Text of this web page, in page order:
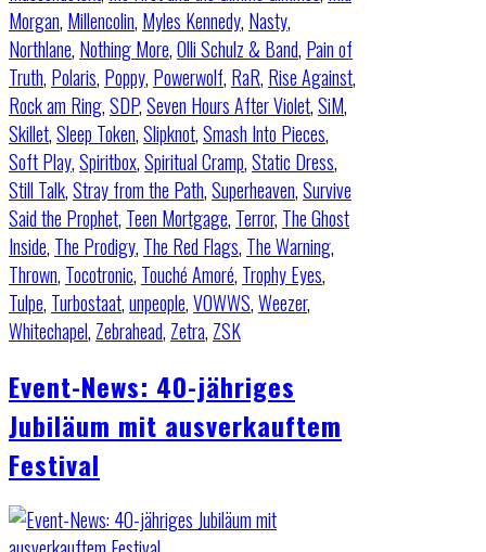
Morgan, Millencolin, Myles Kennedy, Nasty,
Northlane, Nothing More,Olli Schulz & Band, Pain of
Truth, Polaris, Poppy, Powerwolf, RaR, Rise Against,
Rock am Ring,SDP,Seven Hours After Violet,SiM,
Skillet,Sleep Token,Slipknot,Smash Into Pieces,
Soft Play,Spiritbox,Spiritual Cramp,Static Dress,
Still Talk,Stray from the Path,Superheaven,Survive
Said the Prophet, Teen Mortgage, Terror, The Ghost
Inside, The Prodigy, The Red Flags, The Warning,
Thrown, Tocotronic, Touché Amoré, Trophy Eyes,
Tulpe, Turbostaat,unpeople,VOWWS,Weezer,
Whitechapel, Zebrahead, Zetra, ZSK
Event-News: 40-jähriges
Jubiläum mit ausverkauftem
Festival